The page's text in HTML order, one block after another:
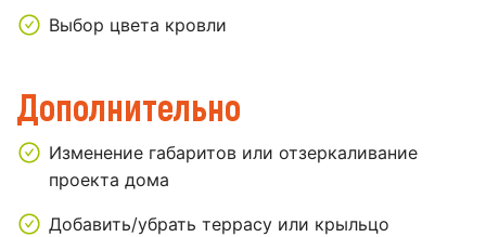
Выбор цвета кровли
Дополнительно
Изменение габаритов или отзеркаливание
проекта дома
Добавить/убрать террасу или крыльцо